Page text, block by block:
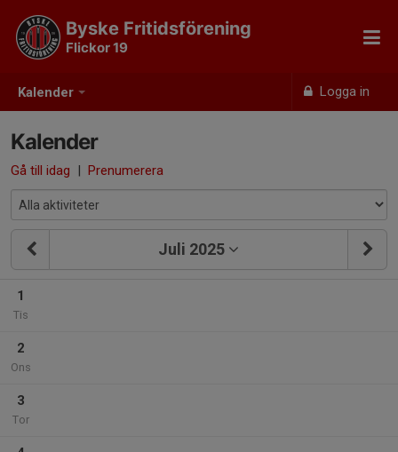
Kalender Logga in
Byske Fritidsförening
Flickor 19
Kalender
Gå till idag | Prenumerera
Juli 2025
1
Tis
2
Ons
3
Tor